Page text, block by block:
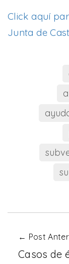
Click aquí
Junta de
← Post
Casos de